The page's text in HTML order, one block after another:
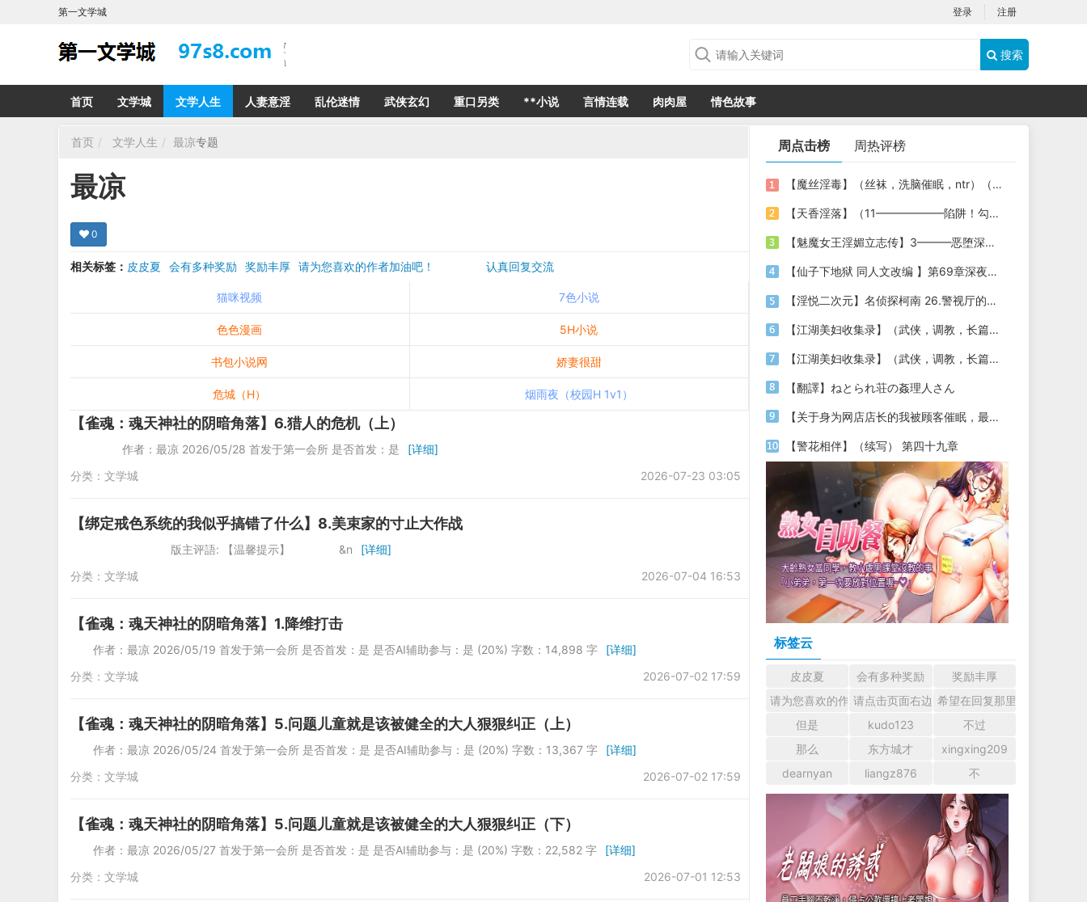
第一文学城 登录 注册
搜索
首页 文学城 文学人生 人妻意淫 乱伦迷情 武侠玄幻 重口另类 **小说 言情连载 肉肉屋 情色故事
首页 文学人生 最凉专题
最凉
0
相关标签： 皮皮夏 会有多种奖励 奖励丰厚 请为您喜欢的作者加油吧！ 认真回复交流
猫咪视频
7色小说
色色漫画 5H小说
书包小说网 娇妻很甜
危城（H） 烟雨夜（校园H 1v1）
【雀魂：魂天神社的阴暗角落】6.猎人的危机（上）
作者：最凉 2026/05/28 首发于第一会所 是否首发：是
[详细]
2026-07-23 03:05
分类： 文学城
【绑定戒色系统的我似乎搞错了什么】8.美束家的寸止大作战
版主评語: 【温馨提示】 &n
[详细]
2026-07-04 16:53
分类： 文学城
【雀魂：魂天神社的阴暗角落】1.降维打击
作者：最凉 2026/05/19 首发于第一会所 是否首发：是 是否AI辅助参与：是 (20%) 字数：14,898 字
[详细]
2026-07-02 17:59
分类： 文学城
【雀魂：魂天神社的阴暗角落】5.问题儿童就是该被健全的大人狠狠纠正（上）
作者：最凉 2026/05/24 首发于第一会所 是否首发：是 是否AI辅助参与：是 (20%) 字数：13,367 字
[详细]
2026-07-02 17:59
分类： 文学城
【雀魂：魂天神社的阴暗角落】5.问题儿童就是该被健全的大人狠狠纠正（下）
作者：最凉 2026/05/27 首发于第一会所 是否首发：是 是否AI辅助参与：是 (20%) 字数：22,582 字
[详细]
2026-07-01 12:53
分类： 文学城
周点击榜 周热评榜
【魔丝淫毒】（丝袜，洗脑催眠，ntr）（24）（我不想）
【天香淫落】（11——————陷阱！勾结的警局调教（下））
【魅魔女王淫媚立志传】3———恶堕深渊的开端
【仙子下地狱 同人文改编 】第69章深夜窥淫戏 交心与交性(二)(纯爱+各种情趣玩法)
【淫悦二次元】名侦探柯南 26.警视厅的隐藏淫娃
【江湖美妇收集录】（武侠，调教，长篇）（6）（师娘篇）
【江湖美妇收集录】（武侠，调教，长篇）（13）（下山历练篇）
【翻譯】ねとられ荘の姦理人さん
【关于身为网店店长的我被顾客催眠，最终堕落为丝袜发情母狗这件事】（18～20）
【警花相伴】（续写） 第四十九章
标签云
皮皮夏 会有多种奖励
奖励丰厚
请为您喜欢的作者加油吧！ 认真回复交流
请点击页面右边的小手图标支持楼主。
希望在回复那里留下您的
但是
kudo123
不过
那么
东方城才
xingxing209
dearnyan
liangz876 不